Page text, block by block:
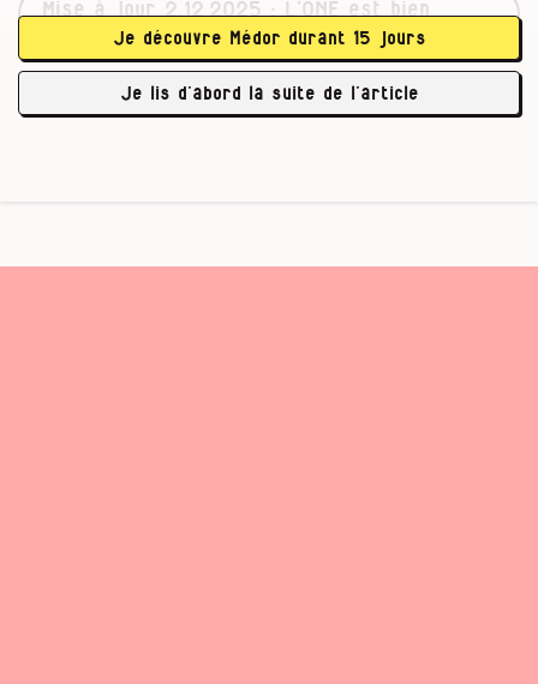
Mise à jour 2.12 2025 : L’ONE est bien
l’office de la naissance et de l’enfance et
non l’office national de l’enfance, selon
l’appellation précédente. Toutes nos
excuses.
Je découvre Médor durant 15 jours
Je lis d’abord la suite de l’article